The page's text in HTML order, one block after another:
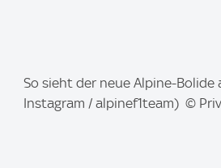
m
So sieht der neue Alpine-Bolide
Instagram / alpinef1team) ©